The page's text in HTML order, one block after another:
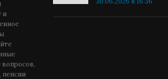
и
вопросов,
пенсии